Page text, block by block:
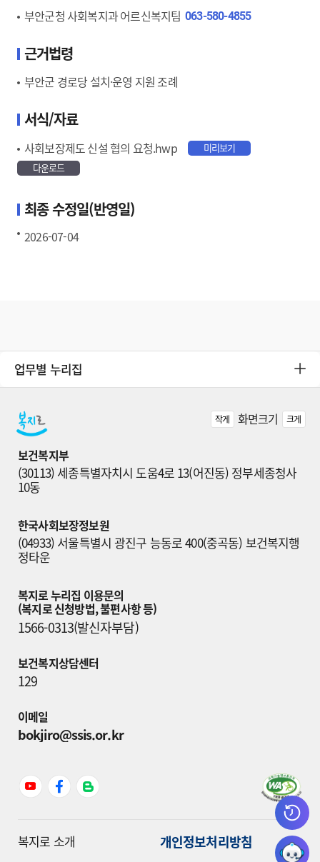
부안군청 사회복지과 어르신복지팀 063-580-4855
근거법령
부안군 경로당 설치·운영 지원 조례
서식/자료
사회보장제도 신설 협의 요청.hwp
미리보기
다운로드
최종 수정일(반영일)
2026-07-04
업무별 누리집
작게 화면크기 크게
보건복지부
(30113) 세종특별자치시 도움4로 13(어진동) 정부세종청사
10동
한국사회보장정보원
(04933) 서울특별시 광진구 능동로 400(중곡동) 보건복지행
정타운
복지로 누리집 이용문의
(복지로 신청방법, 불편사항 등)
1566-0313(발신자부담)
보건복지상담센터
129
이메일
bokjiro@ssis.or.kr
복지로 소개 개인정보처리방침